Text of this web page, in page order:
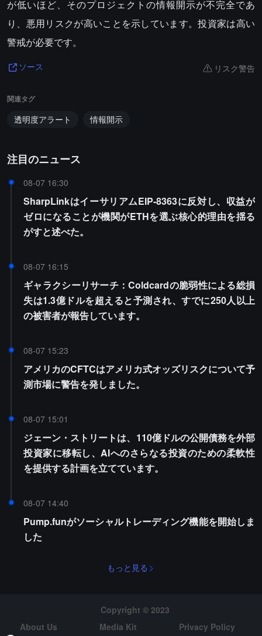
が低いほど、そのプロジェクトの情報開示が不完全であ
り、悪用リスクが高いことを示しています。投資家は高い
警戒が必要です。
ソース リスク警告
関連タグ
透明度アラート 情報開示
注目のニュース
08-07 16:30
SharpLinkはイーサリアムEIP-8363に反対し、収益が
ゼロになることが機関がETHを選ぶ核心的理由を揺る
がすと述べた。
08-07 16:15
ギャラクシーリサーチ：Coldcardの脆弱性による総損
失は1.3億ドルを超えると予測され、すでに250人以上
の被害者が報告しています。
08-07 15:23
アメリカのCFTCはアメリカ式オッズリスクについて予
測市場に警告を発しました。
08-07 15:01
ジェーン・ストリートは、110億ドルの公開債務を外部
投資家に移転し、AIへのさらなる投資のための柔軟性
を提供する計画を立てています。
08-07 14:40
Pump.funがソーシャルトレーディング機能を開始しま
した
もっと見る
Copyright © 2023
About Us
Media Kit Privacy Policy